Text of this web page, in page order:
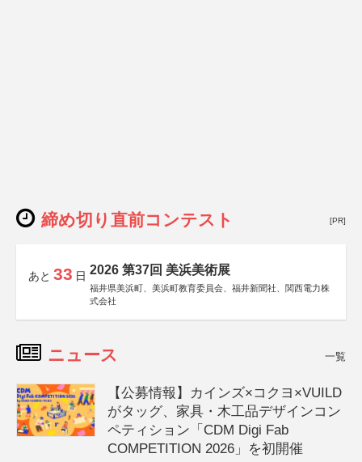
締め切り直前コンテスト [PR]
あと 33 日 2026 第37回 美浜美術展
福井県美浜町、美浜町教育委員会、福井新聞社、関西電力株
式会社
ニュース 一覧
【公募情報】カインズ×コクヨ×VUILD
がタッグ、家具・木工品デザインコン
ペティション「CDM Digi Fab
COMPETITION 2026」を初開催